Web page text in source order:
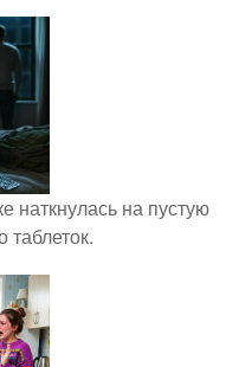
наткнулась на пустую
таблеток.